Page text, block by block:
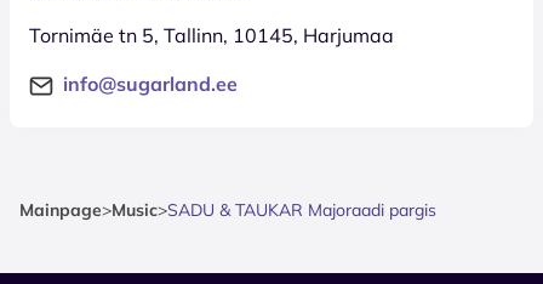
Tornimäe tn 5, Tallinn, 10145, Harjumaa
info@sugarland.ee
Mainpage>Music>SADU & TAUKAR Majoraadi pargis